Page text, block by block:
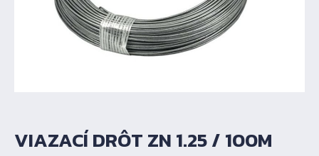
VIAZACÍ DRÔT ZN 1.25 / 100M